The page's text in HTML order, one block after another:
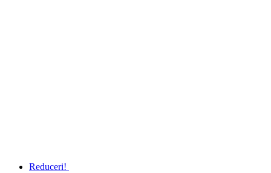
Reduceri!